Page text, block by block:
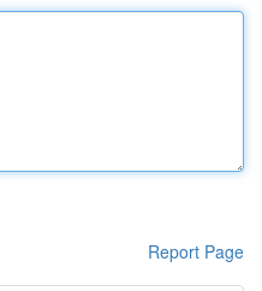
Report Page